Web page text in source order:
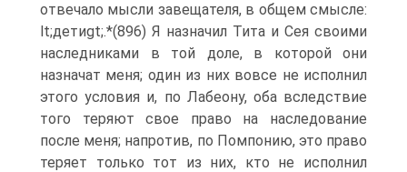
отвечало мысли завещателя, в общем смысле:
lt;детиgt;.*(896) Я назначил Тита и Сея своими
наследниками в той доле, в которой они
назначат меня; один из них вовсе не исполнил
этого условия и, по Лабеону, оба вследствие
того теряют свое право на наследование
после меня; напротив, по Помпонию, это право
теряет только тот из них, кто не исполнил